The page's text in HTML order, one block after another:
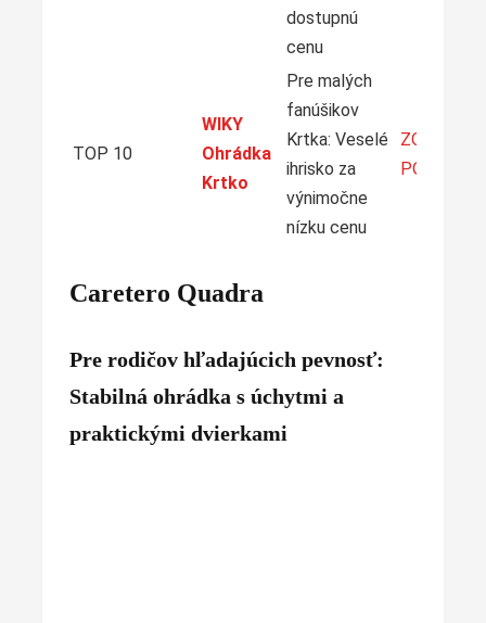
dostupnú
cenu
TOP 10
WIKY
Ohrádka
Krtko
Pre malých
fanúšikov
Krtka: Veselé
ihrisko za
výnimočne
nízku cenu
ZOBRAZIŤ
PONUKU
Caretero Quadra
Pre rodičov hľadajúcich pevnosť:
Stabilná ohrádka s úchytmi a
praktickými dvierkami